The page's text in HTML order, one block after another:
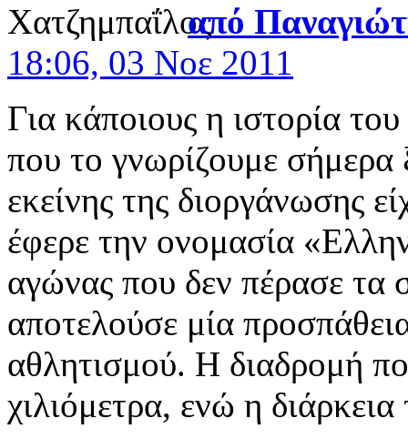
από
18:06, 03 Νοε 2011
Για κάποιους η ιστορία
που το γνωρίζουμε
εκείνης της διοργάνωσης
έφερε την ονομασία
αγώνας που δεν πέρασε τα
αποτελούσε μία
αθλητισμού. Η διαδρομή
χιλιόμετρα, ενώ η